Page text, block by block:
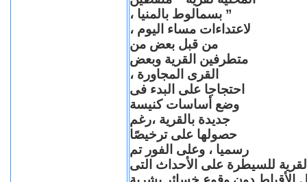
” بسمالوط بالمنيا ،
لاعتداءات مساء اليوم ،
من قبل بعض من
متطرفين القرية وبعض
القرى المجاورة ،
احتجاجا على البدء فى
وضع أساسات كنيسة
جديدة بالقرية ،رغم
حصولها على ترخيصًا
رسميا ، وعلى الفور تم
للسيطرة على الأحداث التى